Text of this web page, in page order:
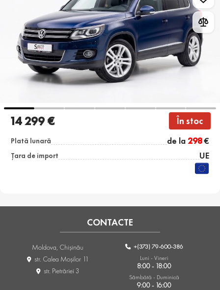
14 299 € În stoc
Plată lunară de la298€
Țara de import UE
CONTACTE
Moldova, Chişinău
str. Calea Moşilor 11
str. Pietrăriei 3
+(373) 79-600-386
Luni - Vineri
8:00 - 18:00
Sâmbătă - Duminică
9:00 - 16:00